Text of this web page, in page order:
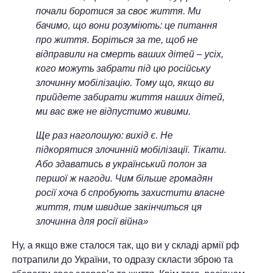
почали боротися за своє життя. Ми
бачимо, що вони розуміють: це питання
про життя. Боріться за те, щоб не
відправили на смерть ваших дітей – усіх,
кого можуть забрати під цю російську
злочинну мобілізацію. Тому що, якщо ви
прийдете забирати життя наших дітей,
ми вас вже не відпустимо живими.
Ще раз наголошую: вихід є. Не
підкорятися злочинній мобілізації. Тікати.
Або здаватись в український полон за
першої ж нагоди. Чим більше громадян
росії хоча б спробують захистити власне
життя, тим швидше закінчиться ця
злочинна для росії війна»
Ну, а якщо вже сталося так, що ви у складі армії рф
потрапили до України, то одразу скласти зброю та